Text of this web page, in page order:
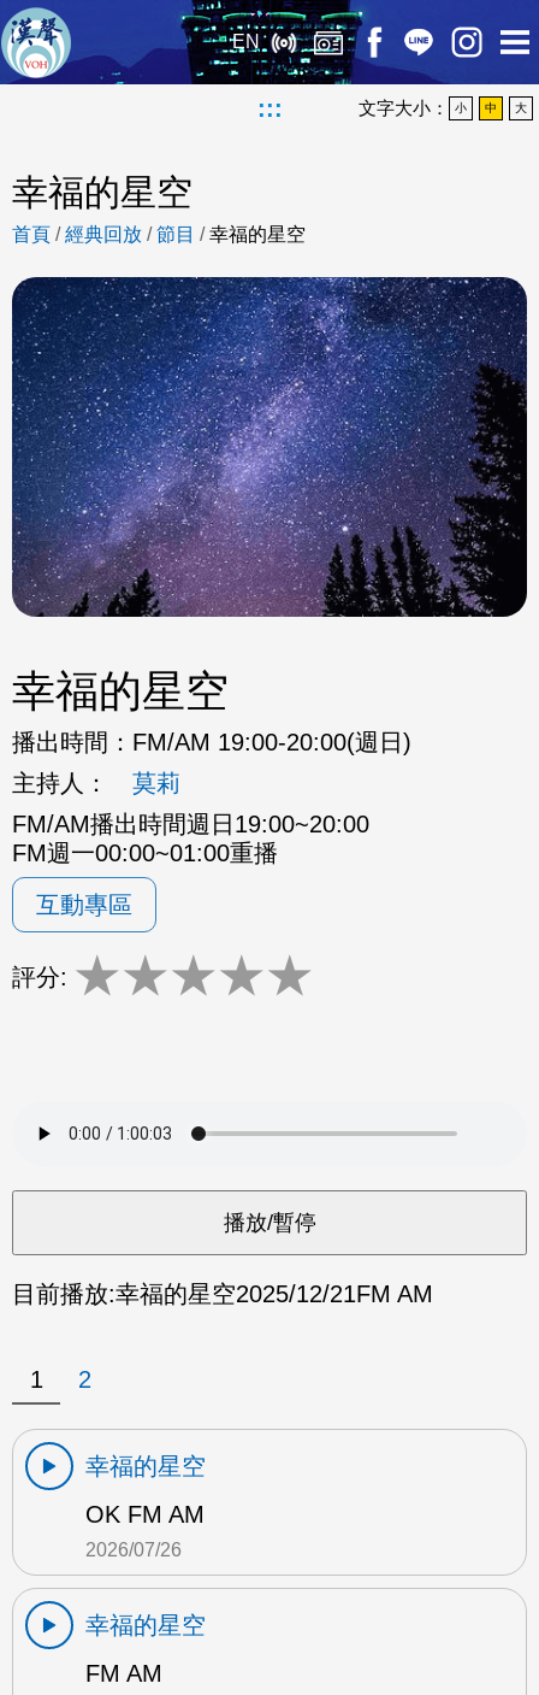
EN
::: 文字大小： 小 中 大
幸福的星空
首頁 /經典回放 /節目 /幸福的星空
幸福的星空
播出時間： FM/AM 19:00-20:00(週日)
主持人：
莫莉
FM/AM播出時間週日19:00~20:00
FM週一00:00~01:00重播
互動專區
評分: ★★★★★
目前播放:幸福的星空2025/12/21FM AM
1 2
幸福的星空
OK FM AM
2026/07/26
幸福的星空
FM AM